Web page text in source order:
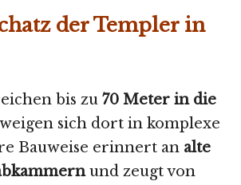
der Templer in
bis zu 70 Meter in die
sich dort in komplexe
Bauweise erinnert an alte
und zeugt von